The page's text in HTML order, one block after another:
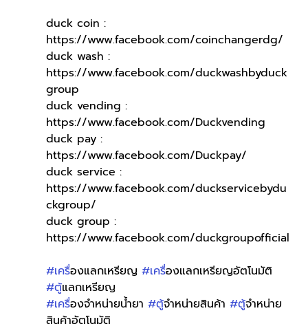
duck coin :
https://www.facebook.com/coinchangerdg/
duck wash :
https://www.facebook.com/duckwashbyduck
group
duck vending :
https://www.facebook.com/Duckvending
duck pay :
https://www.facebook.com/Duckpay/
duck service :
https://www.facebook.com/duckservicebydu
ckgroup/
duck group :
https://www.facebook.com/duckgroupofficial
#เครื่องแลกเหรียญ #เครื่องแลกเหรียญอัตโนมัติ
#ตู้แลกเหรียญ
#เครื่องจำหน่ายน้ำยา #ตู้จำหน่ายสินค้า #ตู้จำหน่าย
สินค้าอัตโนมัติ